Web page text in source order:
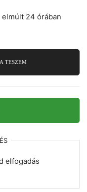
24 órában
TESZEM